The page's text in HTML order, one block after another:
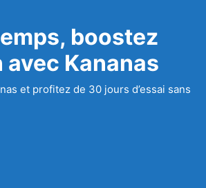
boostez
Kananas
et profitez de 30 jours d’essai sans